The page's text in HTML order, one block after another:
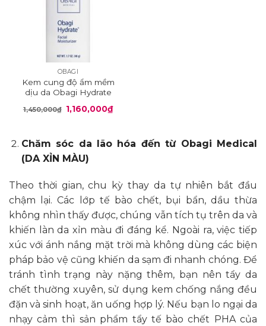
OBAGI
Kem cung độ ẩm mềm
dịu da Obagi Hydrate
1,450,000₫ Giá
gốc
1,160,000₫Giá
hiện
1,160,000₫.
Chăm sóc da lão hóa đến từ Obagi Medical
(DA XỈN MÀU)
Theo thời gian, chu kỳ thay da tự nhiên bắt đầu
chậm lại. Các lớp tế bào chết, bụi bẩn, dầu thừa
không nhìn thấy được, chúng vẫn tích tụ trên da và
khiến làn da xỉn màu đi đáng kể. Ngoài ra, việc tiếp
xúc với ánh nắng mặt trời mà không dùng các biện
pháp bảo vệ cũng khiến da sạm đi nhanh chóng. Để
tránh tình trạng này nặng thêm, bạn nên tẩy da
chết thường xuyên, sử dụng kem chống nắng đều
đặn và sinh hoạt, ăn uống hợp lý. Nếu bạn lo ngại da
nhạy cảm thì sản phẩm tẩy tế bào chết PHA của